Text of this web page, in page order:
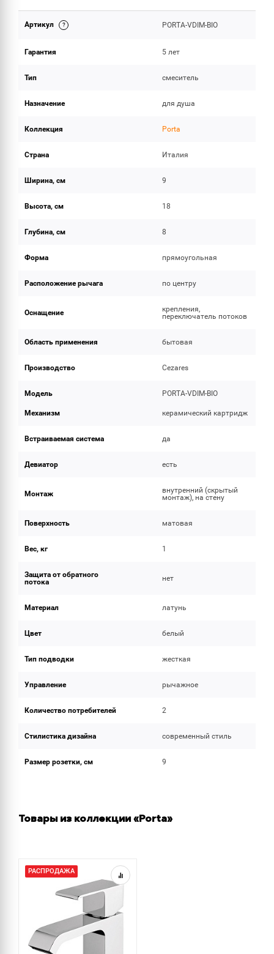
ОБЪЕМ ПОСТАВКИ
Артикул PORTA-VDIM-BIO
Гарантия 5 лет
Тип смеситель
Назначение для душа
Коллекция Porta
Страна Италия
Ширина, см 9
Высота, см 18
Глубина, см 8
Форма прямоугольная
Расположение рычага по центру
Оснащение
крепления,
переключатель потоков
Область применения бытовая
Производство Cezares
Модель PORTA-VDIM-BIO
Механизм керамический картридж
Встраиваемая система да
Девиатор есть
Монтаж
внутренний (скрытый
монтаж), на стену
Поверхность матовая
Вес, кг 1
Защита от обратного
потока
нет
Материал латунь
Цвет белый
Тип подводки жесткая
Управление рычажное
Количество потребителей 2
Стилистика дизайна современный стиль
Размер розетки, см 9
Товары из коллекции «Porta»
РАСПРОДАЖА